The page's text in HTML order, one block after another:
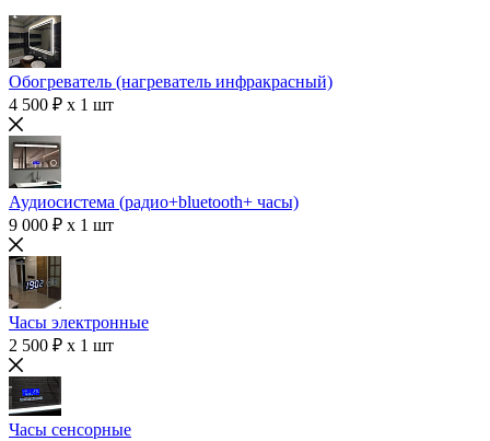
Обогреватель (нагреватель инфракрасный)
4 500 ₽ x 1 шт
Аудиосистема (радио+bluetooth+ часы)
9 000 ₽ x 1 шт
Часы электронные
2 500 ₽ x 1 шт
Часы сенсорные